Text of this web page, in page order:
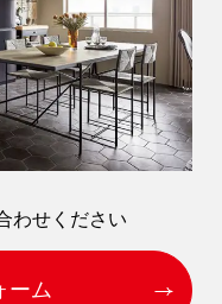
わせください
ーム
18時